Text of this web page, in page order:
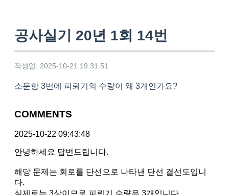
공사실기 20년 1회 14번
작성일: 2025-10-21 19:31:51
소문항 3번에 피뢰기의 수량이 왜 3개인가요?
COMMENTS
2025-10-22 09:43:48
안녕하세요 답변드립니다.
해당 문제는 회로를 단선으로 나타낸 단선 결선도입니
다.
실제로는 3상이므로 피뢰기 수량은 3개입니다.